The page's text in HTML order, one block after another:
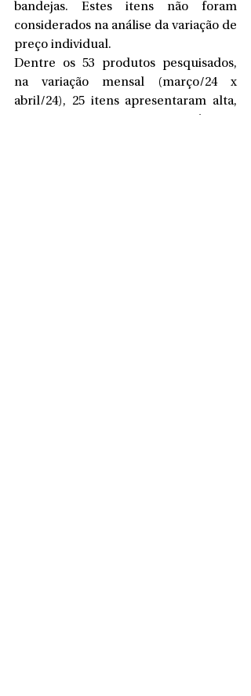
bandejas. Estes itens não foram
considerados na análise da variação de
preço individual.
Dentre os 53 produtos pesquisados,
na variação mensal (março/24 x
abril/24), 25 itens apresentaram alta,